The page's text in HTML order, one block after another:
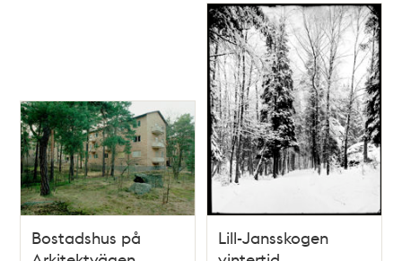
Bostadshus på
Lill-Jansskogen